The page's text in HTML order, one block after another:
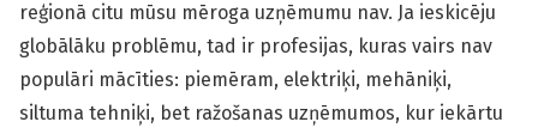
reģionā citu mūsu mēroga uzņēmumu nav. Ja ieskicēju
globālāku problēmu, tad ir profesijas, kuras vairs nav
populāri mācīties: piemēram, elektriķi, mehāniķi,
siltuma tehniķi, bet ražošanas uzņēmumos, kur iekārtu